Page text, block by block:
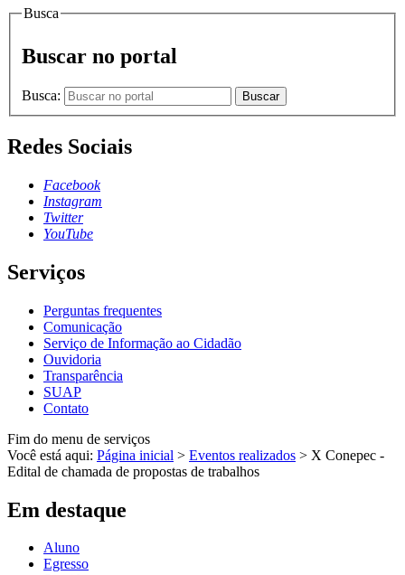
Busca
Buscar no portal
Busca: Buscar
Redes Sociais
Facebook
Instagram
Twitter
YouTube
Serviços
Perguntas frequentes
Comunicação
Serviço de Informação ao Cidadão
Ouvidoria
Transparência
SUAP
Contato
Fim do menu de serviços
Você está aqui: Página inicial > Eventos realizados > X Conepec -
Edital de chamada de propostas de trabalhos
Em destaque
Aluno
Egresso